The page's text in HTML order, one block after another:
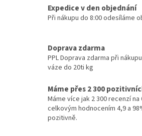
Expedice v den objednání
Při nákupu do 8:00 odesíláme
Doprava zdarma
PPL Doprava zdarma při
váze do 20ti kg
Máme přes 2 300
Máme více jak 2 300 recenzí
celkovým hodnocením 4,9 a
pozitivně.